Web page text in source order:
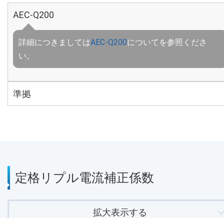
AEC-Q200
詳細につきましてはAEC-Q200についてを参照くださ
い。
準拠
定格リプル電流補正係数
拡大表示する